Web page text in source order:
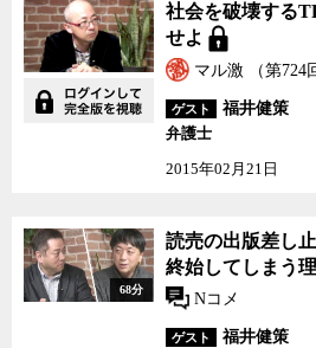
信サービスへのアップロードは、仮に
自体はコンテンツの宣伝効果によって十
害は発生していないとの利用者側の主張
福井氏はまた、日本では新しいメディ
著作権についてどういう効果をもたらし
昧な議論を繰り返しているのが実情で、
査研究の必要性を訴える。
しかし、その一方で、著作権先進国と
みが、日本より優れているとも言い切れ
注意を喚起する。例えば、著作者人格権
著作権は単なる売買の対象となっており
社会を破壊する
せよ
マル激 （第724
ゲスト
福井健策
弁護士
2015年02月21日
68分
読売の出版差し
終始してしまう
Nコメ
ゲスト
福井健策